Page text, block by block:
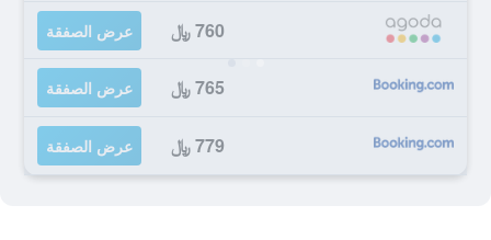
760 ﷼ عرض الصفقة
765 ﷼ عرض الصفقة
779 ﷼ عرض الصفقة